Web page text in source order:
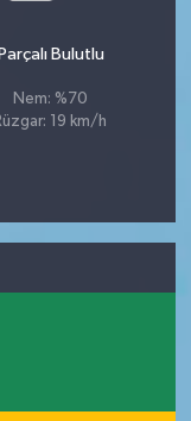
Parçalı Bulutlu
Nem: %70
19 km/h